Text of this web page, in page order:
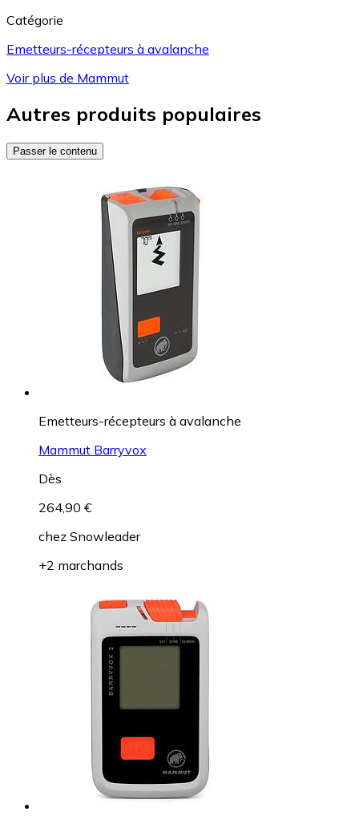
Catégorie
Emetteurs-récepteurs à avalanche
Voir plus de Mammut
Autres produits populaires
Passer le contenu
Emetteurs-récepteurs à avalanche
Mammut Barryvox
Dès
264,90 €
chez Snowleader
+2 marchands